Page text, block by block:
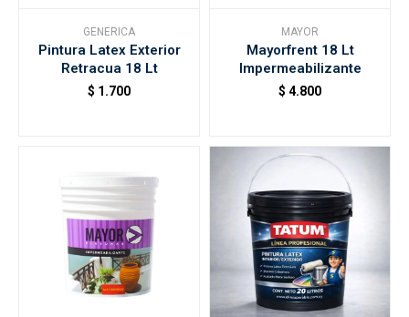
GENERICA
Pintura Latex Exterior
Retracua 18 Lt
$ 1.700
MAYOR
Mayorfrent 18 Lt
Impermeabilizante
$ 4.800
Accesorios
Trabaja con nosotros
Contacto